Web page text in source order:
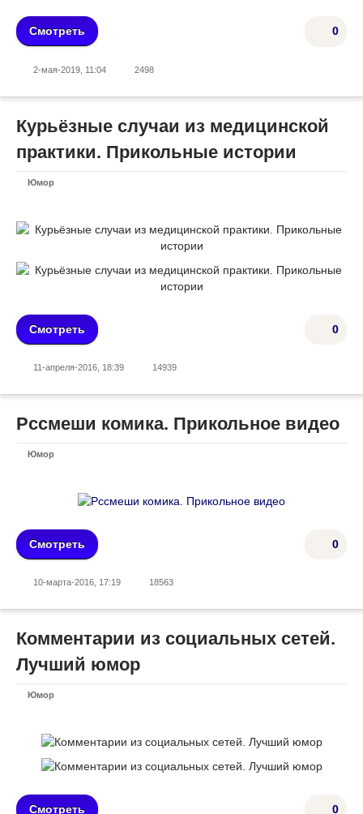
0
Смотреть
2-мая-2019, 11:04 2498
Курьёзные случаи из медицинской
практики. Прикольные истории
Юмор
0
Смотреть
11-апреля-2016, 18:39 14939
Рссмеши комика. Прикольное видео
Юмор
0
Смотреть
10-марта-2016, 17:19 18563
Комментарии из социальных сетей.
Лучший юмор
Юмор
0
Смотреть